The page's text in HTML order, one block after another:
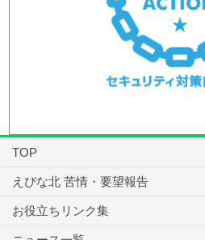
TOP
えびな北 苦情・要望報告
お役立ちリンク集